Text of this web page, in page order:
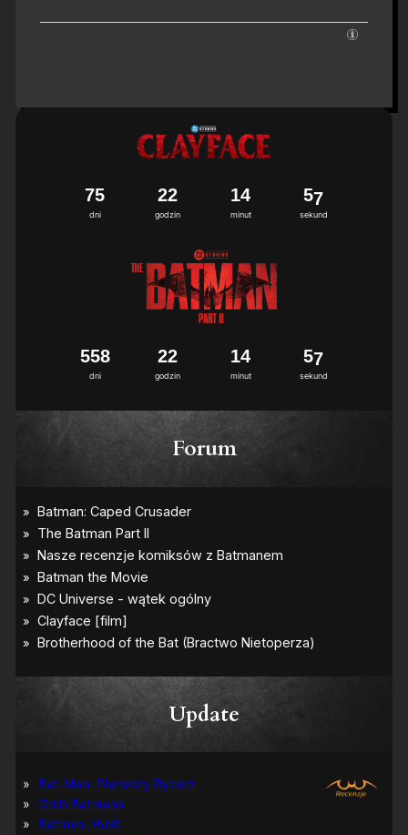
dni
75
godzin
22
minut
14
sekund
56
7
dni
558
godzin
22
minut
14
sekund
56
7
Forum
Update
Bat-Man: Pierwszy Rycerz
Grób Batmana
Batman: Hush